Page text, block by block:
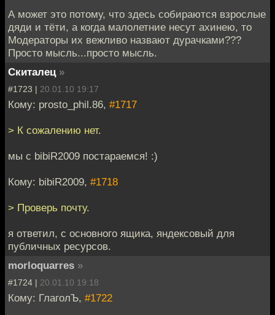
А может это потому, что здесь собираются взрослые
дяди и тёти, а когда малолетние несут ахинею, то
Модераторы их вежливо назвают дурачками???
Просто мысль...просто мысль.
Скиталец »
#1723 | 20.01.10 19:17
Кому: prosto_phil.86, #1717
> К сожалению нет.
мы с bibiR2009 постараемся! :)
Кому: bibiR2009, #1718
> Проверь почту.
я ответил, с основного ящика, яндексовый для
публичных ресурсов.
morloquarres »
#1724 | 20.01.10 19:18
Кому: ГлаголЪ, #1722